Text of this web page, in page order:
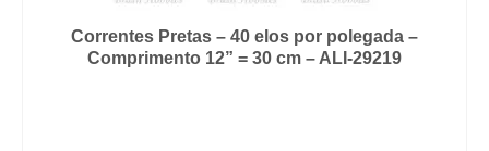
Correntes Pretas – 40 elos por polegada –
Comprimento 12” = 30 cm – ALI-29219